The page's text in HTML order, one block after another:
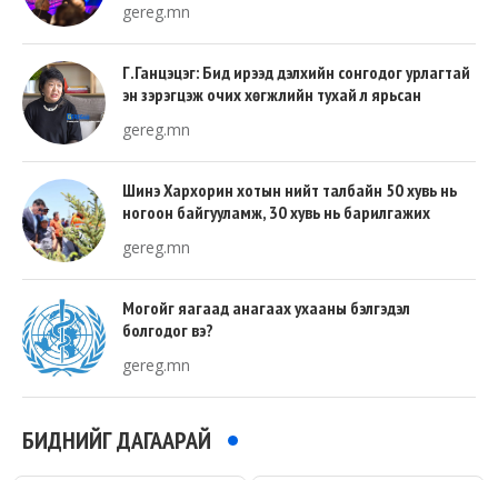
gereg.mn
Г.Ганцэцэг: Бид ирээд дэлхийн сонгодог урлагтай
эн зэрэгцэж очих хөгжлийн тухай л ярьсан
gereg.mn
Шинэ Хархорин хотын нийт талбайн 50 хувь нь
ногоон байгууламж, 30 хувь нь барилгажих
gereg.mn
Могойг яагаад анагаах ухааны бэлгэдэл
болгодог вэ?
gereg.mn
БИДНИЙГ ДАГААРАЙ